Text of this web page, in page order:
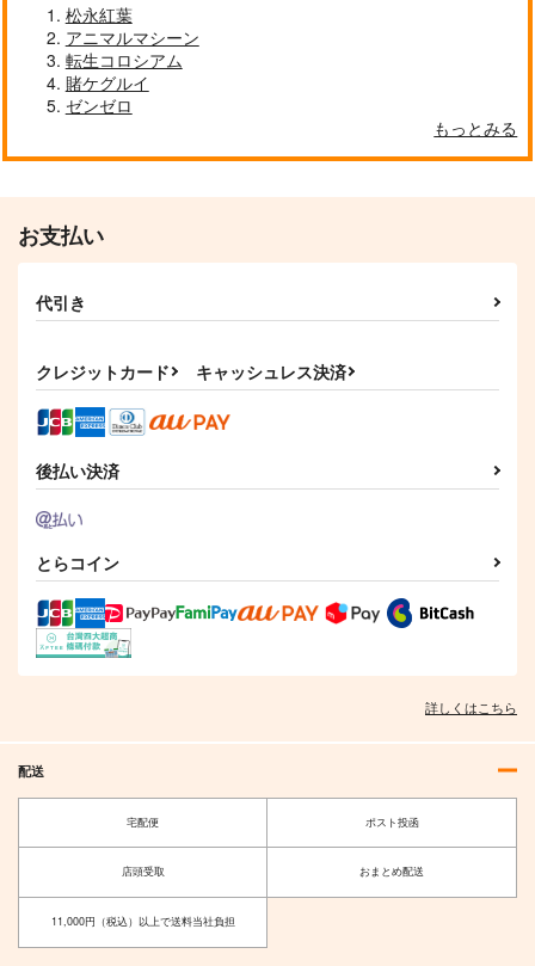
松永紅葉
アニマルマシーン
転生コロシアム
賭ケグルイ
ゼンゼロ
もっとみる
お支払い
代引き
クレジットカード キャッシュレス決済
後払い決済
とらコイン
詳しくはこちら
配送
宅配便 ポスト投函
店頭受取 おまとめ配送
11,000円（税込）以上で送料当社負担